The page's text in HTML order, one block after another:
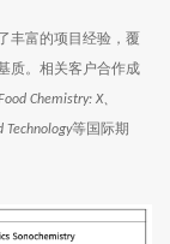
丰富的项目经验，覆
质。相关客户合作成
Chemistry: X、
Technology等国际期